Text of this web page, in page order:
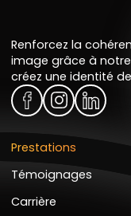
Renforcez la
image grâce à
créez une identité
Prestations
Témoignages
Carrière